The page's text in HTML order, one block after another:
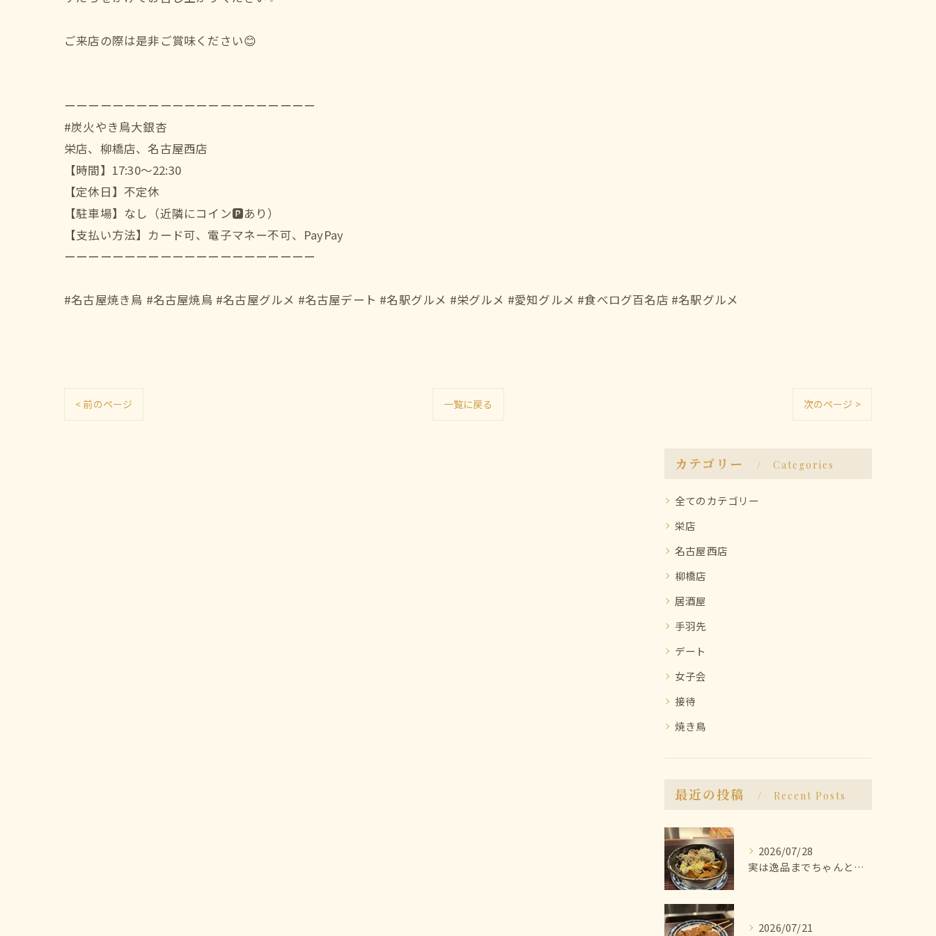
ご来店の際は是非ご賞味ください😊
ーーーーーーーーーーーーーーーーーーーーー
#炭火やき鳥大銀杏
栄店、柳橋店、名古屋西店
【時間】17:30〜22:30
【定休日】不定休
【駐車場】なし（近隣にコイン🅿️あり）
【支払い方法】カード可、電子マネー不可、PayPay
ーーーーーーーーーーーーーーーーーーーーー
#名古屋焼き鳥 #名古屋焼鳥 #名古屋グルメ #名古屋デート #名駅グルメ #栄グルメ #愛知グルメ #食べログ百名店 #名駅グルメ
< 前のページ 一覧に戻る 次のページ >
カテゴリー Categories
全てのカテゴリー
栄店
名古屋西店
柳橋店
居酒屋
手羽先
デート
女子会
接待
焼き鳥
最近の投稿 Recent Posts
2026/07/28
実は逸品までちゃんと美味しいんです🫨
2026/07/21